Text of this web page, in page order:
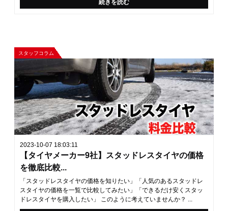
続きを読む
スタッフコラム
2023-10-07 18:03:11
【タイヤメーカー9社】スタッドレスタイヤの価格
を徹底比較...
「スタッドレスタイヤの価格を知りたい」「人気のあるスタッドレ
スタイヤの価格を一覧で比較してみたい」「できるだけ安くスタッ
ドレスタイヤを購入したい」 このように考えていませんか？ ...